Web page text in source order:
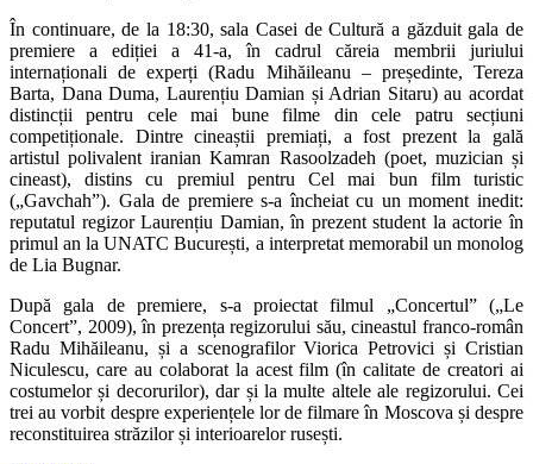
În continuare, de la 18:30, sala Casei de Cultură a găzduit gala de
premiere a ediției a 41-a, în cadrul căreia membrii juriului
internaționali de experți (Radu Mihăileanu – președinte, Tereza
Barta, Dana Duma, Laurențiu Damian și Adrian Sitaru) au acordat
distincții pentru cele mai bune filme din cele patru secțiuni
competiționale. Dintre cineaștii premiați, a fost prezent la gală
artistul polivalent iranian Kamran Rasoolzadeh (poet, muzician și
cineast), distins cu premiul pentru Cel mai bun film turistic
(„Gavchah”). Gala de premiere s-a încheiat cu un moment inedit:
reputatul regizor Laurențiu Damian, în prezent student la actorie în
primul an la UNATC București, a interpretat memorabil un monolog
de Lia Bugnar.
După gala de premiere, s-a proiectat filmul „Concertul” („Le
Concert”, 2009), în prezența regizorului său, cineastul franco-român
Radu Mihăileanu, și a scenografilor Viorica Petrovici și Cristian
Niculescu, care au colaborat la acest film (în calitate de creatori ai
costumelor și decorurilor), dar și la multe altele ale regizorului. Cei
trei au vorbit despre experiențele lor de filmare în Moscova și despre
reconstituirea străzilor și interioarelor rusești.